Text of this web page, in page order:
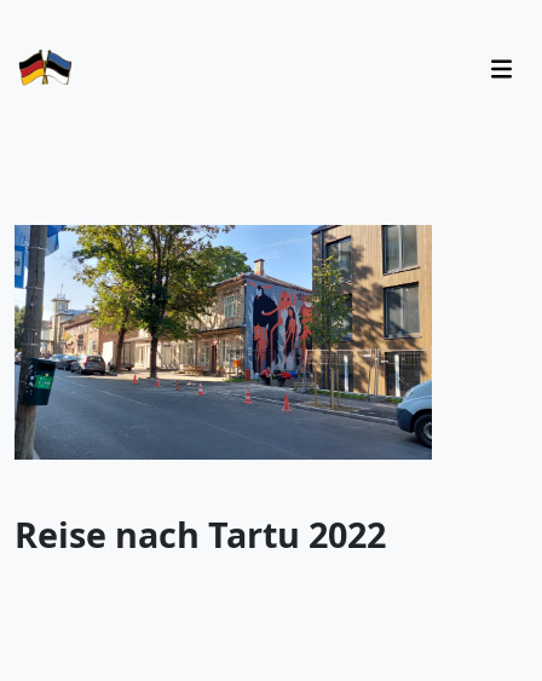
Reise nach Tartu 2022